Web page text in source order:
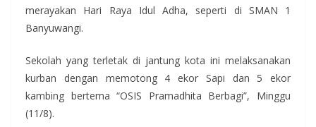
merayakan Hari Raya Idul Adha, seperti di SMAN 1
Banyuwangi.
Sekolah yang terletak di jantung kota ini melaksanakan
kurban dengan memotong 4 ekor Sapi dan 5 ekor
kambing bertema “OSIS Pramadhita Berbagi”, Minggu
(11/8).